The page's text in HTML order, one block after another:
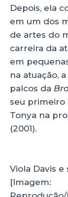
Depois, ela
em um dos
de artes do
carreira da
em
na atuação,
palcos da
seu primeiro
Tonya na
(2001).
Viola Davis e
[Imagem: